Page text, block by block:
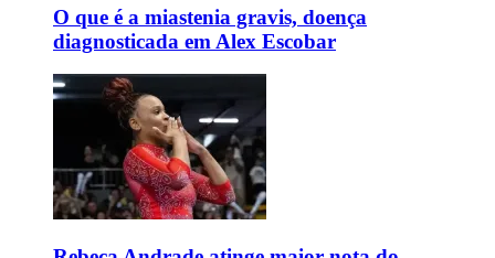
O que é a miastenia gravis, doença
diagnosticada em Alex Escobar